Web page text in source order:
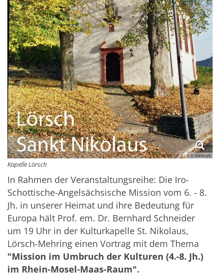
© E. Vanecek
Kapelle Lörsch
In Rahmen der Veranstaltungsreihe: Die Iro-
Schottische-Angelsächsische Mission vom 6. - 8.
Jh. in unserer Heimat und ihre Bedeutung für
Europa hält Prof. em. Dr. Bernhard Schneider
um 19 Uhr in der Kulturkapelle St. Nikolaus,
Lörsch-Mehring einen Vortrag mit dem Thema
"Mission im Umbruch der Kulturen (4.-8. Jh.)
im Rhein-Mosel-Maas-Raum".